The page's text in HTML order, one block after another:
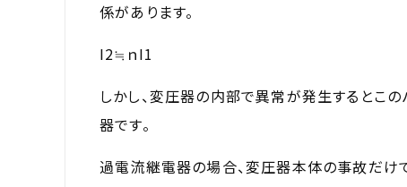
係があります。
I2≒ｎI1
しかし、変圧器の内部で異常が発生するとこ
器です。
過電流継電器の場合、変圧器本体の事故だけ